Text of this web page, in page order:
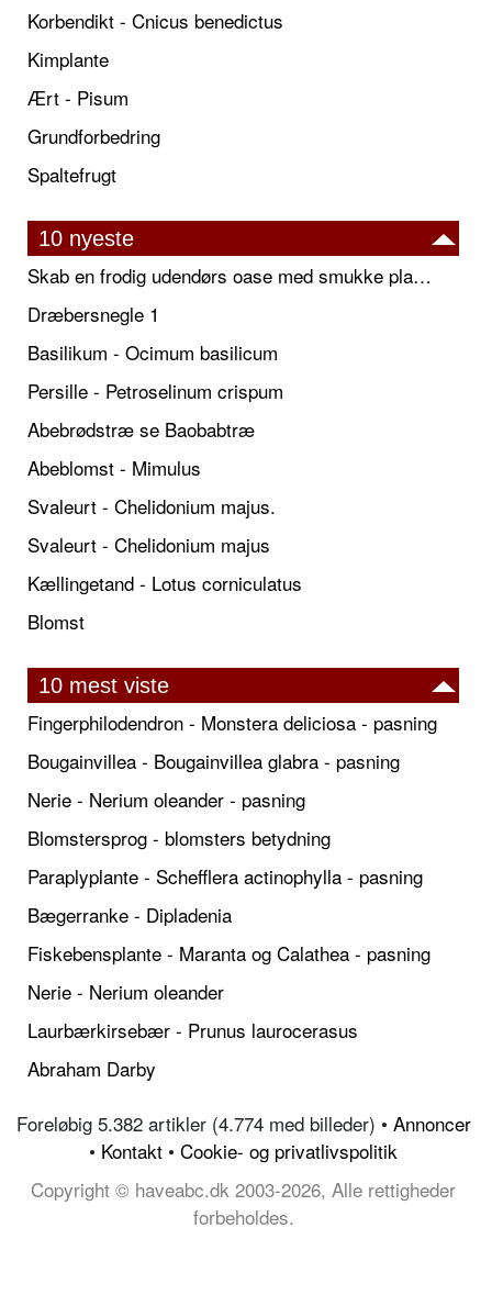
Korbendikt - Cnicus benedictus
Kimplante
Ært - Pisum
Grundforbedring
Spaltefrugt
10 nyeste
Skab en frodig udendørs oase med smukke plantekrukker og elegante espalier
Dræbersnegle 1
Basilikum - Ocimum basilicum
Persille - Petroselinum crispum
Abebrødstræ se Baobabtræ
Abeblomst - Mimulus
Svaleurt - Chelidonium majus.
Svaleurt - Chelidonium majus
Kællingetand - Lotus corniculatus
Blomst
10 mest viste
Fingerphilodendron - Monstera deliciosa - pasning
Bougainvillea - Bougainvillea glabra - pasning
Nerie - Nerium oleander - pasning
Blomstersprog - blomsters betydning
Paraplyplante - Schefflera actinophylla - pasning
Bægerranke - Dipladenia
Fiskebensplante - Maranta og Calathea - pasning
Nerie - Nerium oleander
Laurbærkirsebær - Prunus laurocerasus
Abraham Darby
Foreløbig 5.382 artikler (4.774 med billeder) • Annoncer
• Kontakt • Cookie- og privatlivspolitik
Copyright © haveabc.dk 2003-2026, Alle rettigheder
forbeholdes.